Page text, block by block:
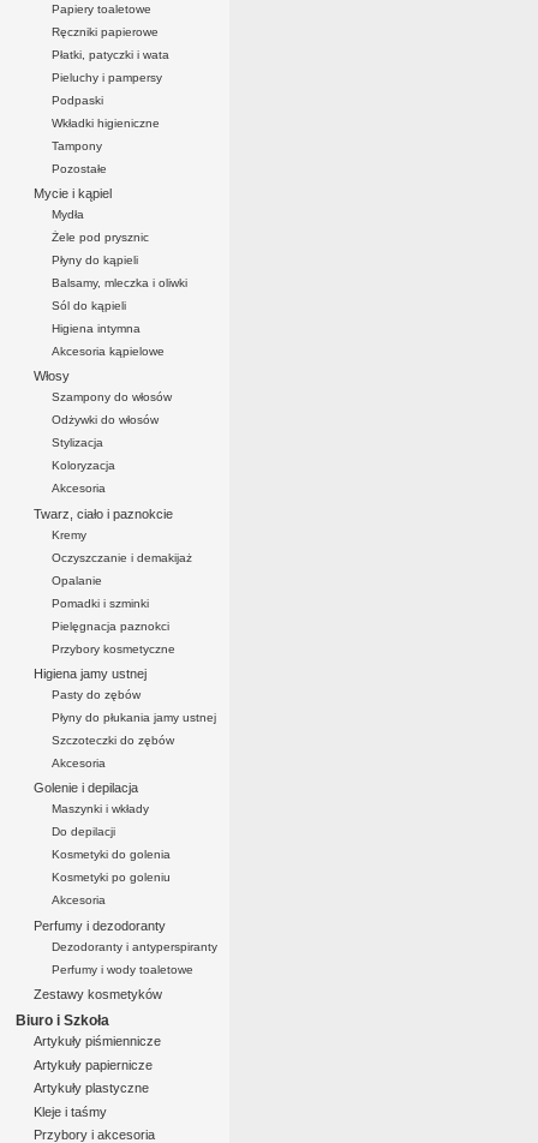
Papiery toaletowe
Ręczniki papierowe
Płatki, patyczki i wata
Pieluchy i pampersy
Podpaski
Wkładki higieniczne
Tampony
Pozostałe
Mycie i kąpiel
Mydła
Żele pod prysznic
Płyny do kąpieli
Balsamy, mleczka i oliwki
Sól do kąpieli
Higiena intymna
Akcesoria kąpielowe
Włosy
Szampony do włosów
Odżywki do włosów
Stylizacja
Koloryzacja
Akcesoria
Twarz, ciało i paznokcie
Kremy
Oczyszczanie i demakijaż
Opalanie
Pomadki i szminki
Pielęgnacja paznokci
Przybory kosmetyczne
Higiena jamy ustnej
Pasty do zębów
Płyny do płukania jamy ustnej
Szczoteczki do zębów
Akcesoria
Golenie i depilacja
Maszynki i wkłady
Do depilacji
Kosmetyki do golenia
Kosmetyki po goleniu
Akcesoria
Perfumy i dezodoranty
Dezodoranty i antyperspiranty
Perfumy i wody toaletowe
Zestawy kosmetyków
Biuro i Szkoła
Artykuły piśmiennicze
Artykuły papiernicze
Artykuły plastyczne
Kleje i taśmy
Przybory i akcesoria